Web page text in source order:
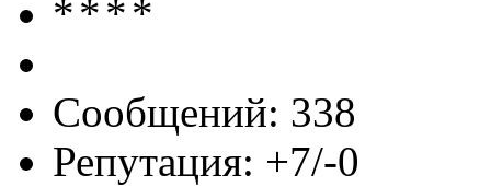
Сообщений: 338
Репутация: +7/-0